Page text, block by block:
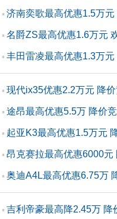
▪ 济南奕歌最高优惠1.5万
▪ 名爵ZS最高优惠1.6万元
▪ 丰田雷凌最高优惠1.3万
▪ 现代ix35优惠2.2万元 降
▪ 途昂最高优惠5.5万 降价
▪ 起亚K3最高优惠1.5万元
▪ 昂克赛拉最高优惠6000元
▪ 奥迪A4L最高优惠6.75万
▪ 吉利帝豪最高降2.45万 降